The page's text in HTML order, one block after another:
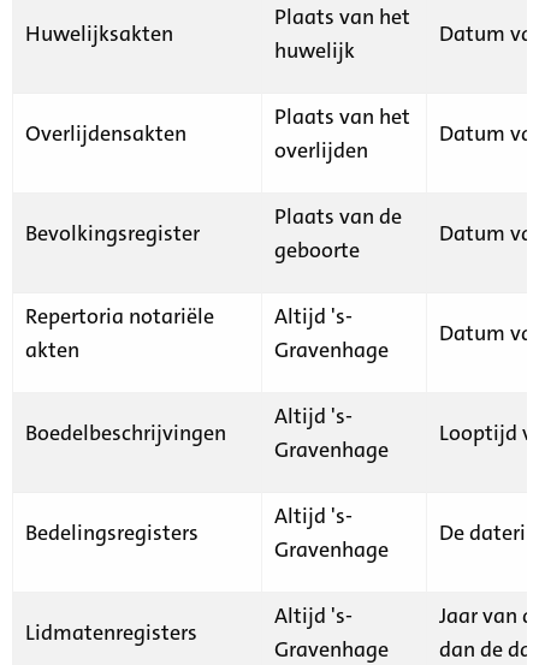
Huwelijksakten
Plaats van het
huwelijk
Datum
Overlijdensakten
Plaats van het
overlijden
Datum
Bevolkingsregister
Plaats van de
geboorte
Datum
Repertoria notariële
akten
Altijd 's-
Gravenhage
Datum
Boedelbeschrijvingen
Altijd 's-
Gravenhage
Looptijd
Bedelingsregisters
Altijd 's-
Gravenhage
De
Lidmatenregisters
Altijd 's-
Gravenhage
Jaar van
dan de